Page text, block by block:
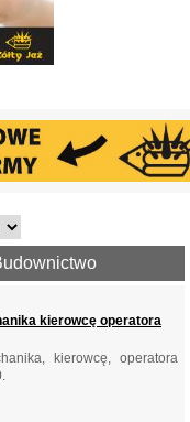
kierowcę operatora
kierowcę, operatora